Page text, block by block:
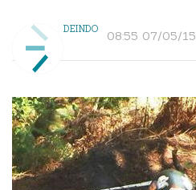
DEINDO 08:55 07/05/15